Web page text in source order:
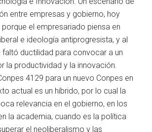
entre empresas y gobierno, hoy
porque el empresariado piensa en
e ideología antiprogresista, y al
faltó ductilidad para convocar a un
la productividad y la innovación.
4129 para un nuevo Conpes en
actual es un híbrido, por lo cual la
relevancia en el gobierno, en los
la academia, cuando es la política
el neoliberalismo y las